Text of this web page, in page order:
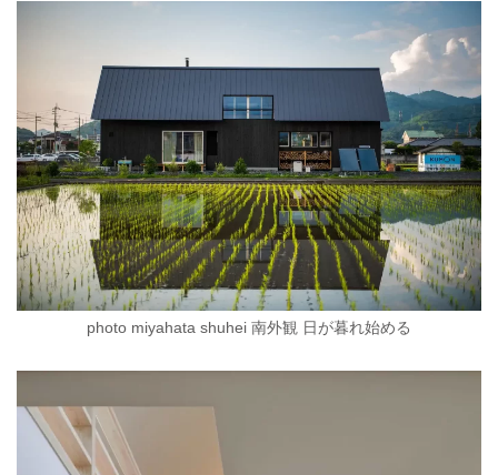
photo miyahata shuhei 南外観 日が暮れ始める